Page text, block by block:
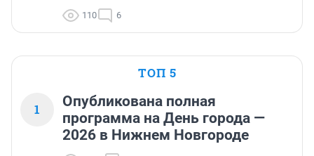
110 6
ТОП 5
1
Опубликована полная
программа на День города —
2026 в Нижнем Новгороде